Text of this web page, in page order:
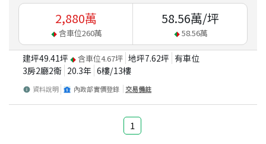
2,880萬
含車位260萬
58.56萬/坪
58.56萬
建坪49.41坪 含車位4.67坪 地坪7.62坪 有車位
3房2廳2衛 20.3年 6樓/13樓
資料說明 內政部實價登錄 交易備註
1